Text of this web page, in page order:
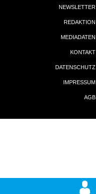
NEWSLETTER
REDAKTION
MEDIADATEN
KONTAKT
DATENSCHUTZ
IMPRESSUM
AGB